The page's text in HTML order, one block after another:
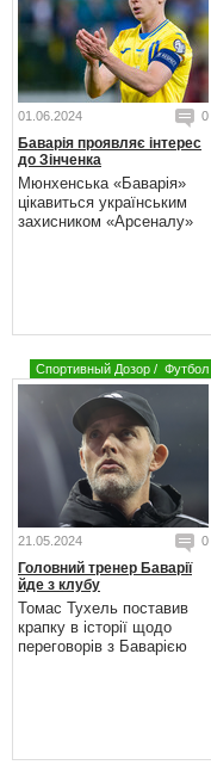
01.06.2024 0
Баварія проявляє інтерес
до Зінченка
Мюнхенська «Баварія»
цікавиться українським
захисником «Арсеналу»
Спортивный Дозор / Футбол
21.05.2024 0
Головний тренер Баварії
йде з клубу
Томас Тухель поставив
крапку в історії щодо
переговорів з Баварією